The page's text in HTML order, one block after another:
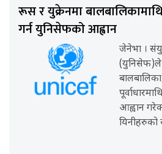
रूस र युक्रेनमा
गर्न युनिसेफको आह्वान
जेनेभा ।
(युनिसेफ)ले
आह्वान
यिनीहरुको